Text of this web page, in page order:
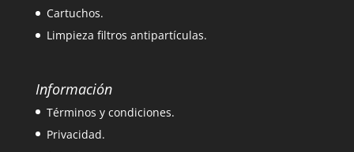
Cartuchos.
Limpieza filtros antipartículas.
Información
Términos y condiciones.
Privacidad.